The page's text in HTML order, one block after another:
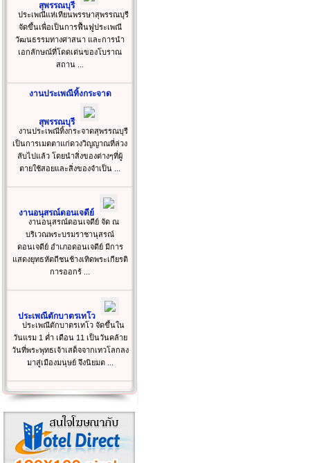
สุพรรณบุรี
ประเพณีแห่เทียนพรรษาสุพรรณบุรี
จัดขึ้นเพื่อเป็นการฟื้นฟูประเพณี
วัฒนธรรมทางศาสนา และการนำ
เอกลักษณ์ที่โดดเด่นของโบราณ
สถาน ...
งานประเพณีทิ้งกระจาด
สุพรรณบุรี
งานประเพณีทิ้งกระจาดสุพรรณบุรี
เป็นการเมตตาแก่ดวงวิญญาณที่ล่วง
ลับไปแล้ว โดยนำสิ่งของต่างๆที่ผู้
ตายใช้สอยและสิ่งของจำเป็น ...
งานอนุสรณ์ดอนเจดีย์
งานอนุสรณ์ดอนเจดีย์ จัด ณ
บริเวณพระบรมราชานุสรณ์
ดอนเจดีย์ อำเภอดอนเจดีย์ มีการ
แสดงยุทธหัตถีชนช้างเทิดพระเกียรติ
การออกร้ ...
ประเพณีตักบาตรเทโว
ประเพณีตักบาตรเทโว จัดขึ้นใน
วันแรม 1 ค่ำ เดือน 11 เป็นวันคล้าย
วันที่พระพุทธเจ้าเสด็จจากเทวโลกลง
มาสู่เมืองมนุษย์ จึงนิยมต ...